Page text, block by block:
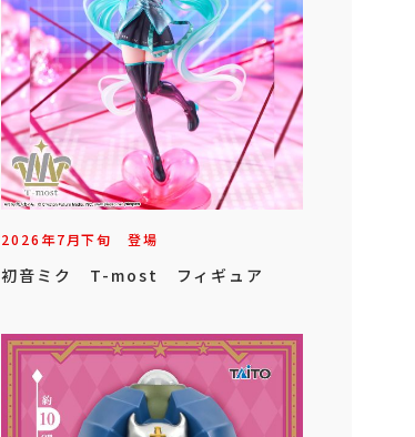
2026年7月下旬 登場
初音ミク T-most フィギュア